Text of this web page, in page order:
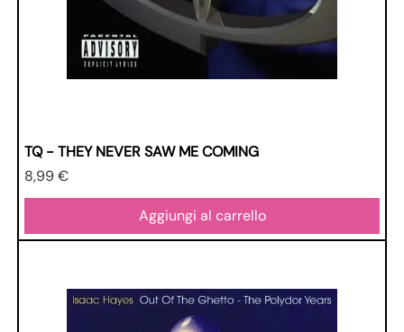
TQ - THEY NEVER SAW ME COMING
Prezzo
8,99 €
Aggiungi al carrello